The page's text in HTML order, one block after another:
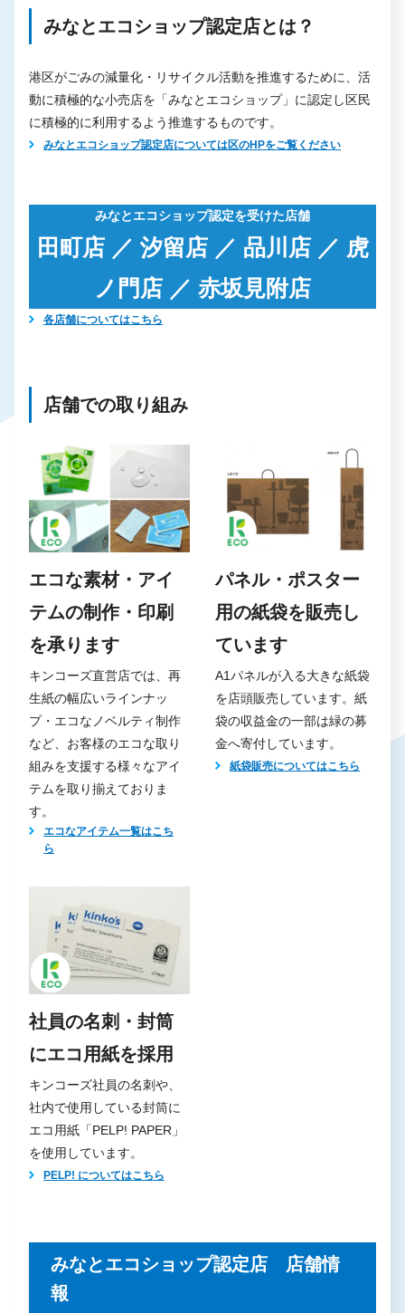
みなとエコショップ認定店とは？
港区がごみの減量化・リサイクル活動を推進するために、活
動に積極的な小売店を「みなとエコショップ」に認定し区民
に積極的に利用するよう推進するものです。
みなとエコショップ認定店については区のHPをご覧ください
みなとエコショップ認定を受けた店舗
田町店 ／ 汐留店 ／ 品川店 ／ 虎
ノ門店 ／ 赤坂見附店
各店舗についてはこちら
店舗での取り組み
エコな素材・アイ
テムの制作・印刷
を承ります
キンコーズ直営店では、再
生紙の幅広いラインナッ
プ・エコなノベルティ制作
など、お客様のエコな取り
組みを支援する様々なアイ
テムを取り揃えておりま
す。
エコなアイテム一覧はこち
ら
パネル・ポスター
用の紙袋を販売し
ています
A1パネルが入る大きな紙袋
を店頭販売しています。紙
袋の収益金の一部は緑の募
金へ寄付しています。
紙袋販売についてはこちら
社員の名刺・封筒
にエコ用紙を採用
キンコーズ社員の名刺や、
社内で使用している封筒に
エコ用紙「PELP! PAPER」
を使用しています。
PELP! についてはこちら
みなとエコショップ認定店 店舗情
報